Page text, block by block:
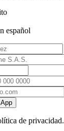
español
de privacidad.